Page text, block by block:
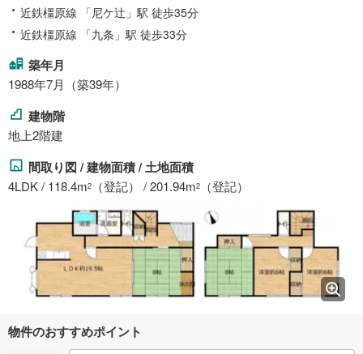
近鉄橿原線 「尼ケ辻」駅 徒歩35分
近鉄橿原線 「九条」駅 徒歩33分
築年月
1988年7月（築39年）
建物階
地上2階建
間取り図 / 建物面積 / 土地面積
4LDK / 118.4m2 （登記） / 201.94m2 （登記）
物件のおすすめポイント